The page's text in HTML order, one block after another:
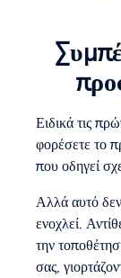
Ειδικά τις
φορέσετε το
που οδηγεί
Αλλά αυτό
ενοχλεί.
την
σας,